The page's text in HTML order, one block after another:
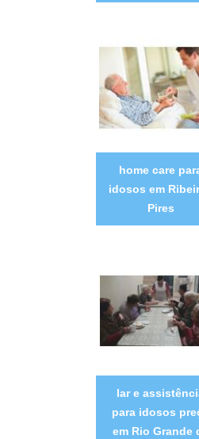
home care
idosos em
Pires
lar e
para idosos
em Rio Grande